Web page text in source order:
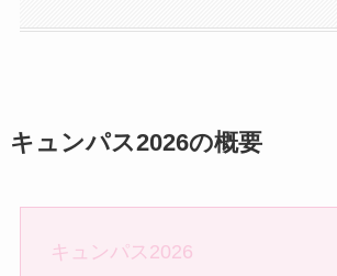
キュンパス2026の概要
キュンパス2026